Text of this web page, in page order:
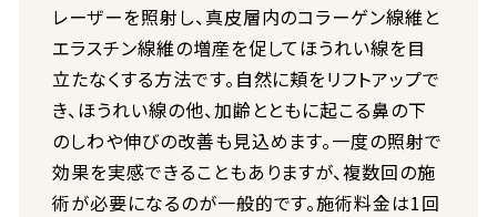
レーザーを照射し、真皮層内のコラーゲン線維と
エラスチン線維の増産を促してほうれい線を目
立たなくする方法です。自然に頬をリフトアップで
き、ほうれい線の他、加齢とともに起こる鼻の下
のしわや伸びの改善も見込めます。一度の照射で
効果を実感できることもありますが、複数回の施
術が必要になるのが一般的です。施術料金は1回